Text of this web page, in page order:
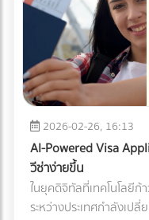
2026-02-26, 16:13
AI-Powered Visa
วีซ่าง่ายขึ้น
ในยุคดิจิทัลที่เทคโนโลยีก้
ระหว่างประเทศกำลังเป